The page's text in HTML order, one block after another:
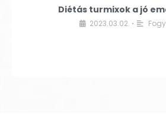
Diétás turmixok a jó
2023.03.02. •